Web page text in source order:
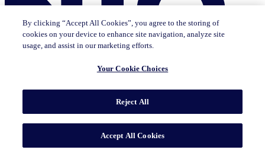
pagina in cui ti trovi attualmente o andare alla homepage in lingua
Vai alla pagina inizialeGo to English Page
By clicking “Accept All Cookies”, you agree to the storing of
cookies on your device to enhance site navigation, analyze site
usage, and assist in our marketing efforts.
Your Cookie Choices
Reject All
Accept All Cookies